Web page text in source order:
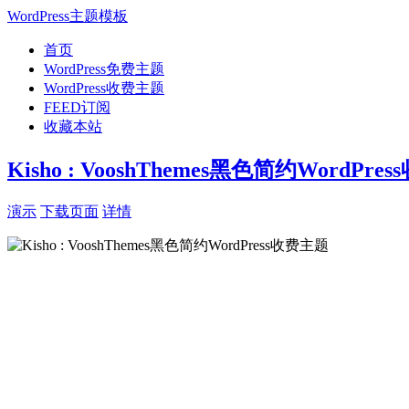
WordPress主题模板
首页
WordPress免费主题
WordPress收费主题
FEED订阅
收藏本站
Kisho : VooshThemes黑色简约
演示 下载页面 详情